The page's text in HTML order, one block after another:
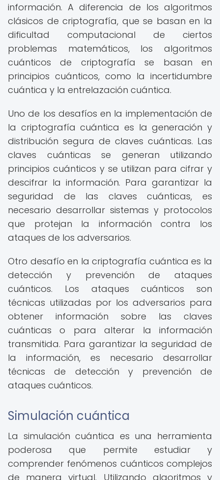
información. A diferencia de los algoritmos
clásicos de criptografía, que se basan en la
dificultad computacional de ciertos
problemas matemáticos, los algoritmos
cuánticos de criptografía se basan en
principios cuánticos, como la incertidumbre
cuántica y la entrelazación cuántica.
Uno de los desafíos en la implementación de
la criptografía cuántica es la generación y
distribución segura de claves cuánticas. Las
claves cuánticas se generan utilizando
principios cuánticos y se utilizan para cifrar y
descifrar la información. Para garantizar la
seguridad de las claves cuánticas, es
necesario desarrollar sistemas y protocolos
que protejan la información contra los
ataques de los adversarios.
Otro desafío en la criptografía cuántica es la
detección y prevención de ataques
cuánticos. Los ataques cuánticos son
técnicas utilizadas por los adversarios para
obtener información sobre las claves
cuánticas o para alterar la información
transmitida. Para garantizar la seguridad de
la información, es necesario desarrollar
técnicas de detección y prevención de
ataques cuánticos.
Simulación cuántica
La simulación cuántica es una herramienta
poderosa que permite estudiar y
comprender fenómenos cuánticos complejos
de manera virtual. Utilizando algoritmos y